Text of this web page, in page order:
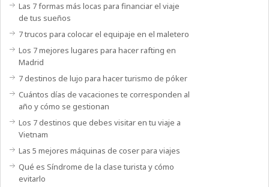
Las 7 formas más locas para financiar el viaje
de tus sueños
7 trucos para colocar el equipaje en el maletero
Los 7 mejores lugares para hacer rafting en
Madrid
7 destinos de lujo para hacer turismo de póker
Cuántos días de vacaciones te corresponden al
año y cómo se gestionan
Los 7 destinos que debes visitar en tu viaje a
Vietnam
Las 5 mejores máquinas de coser para viajes
Qué es Síndrome de la clase turista y cómo
evitarlo